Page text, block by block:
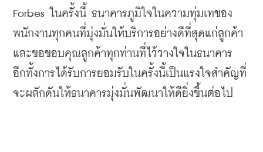
Forbes ในครั้งนี้ ธนาคารภูมิใจในความทุ่มเทของ
พนักงานทุกคนที่มุ่งมั่นให้บริการอย่างดีที่สุดแก่ลูกค้า
และขอขอบคุณลูกค้าทุกท่านที่ไว้วางใจในธนาคาร
อีกทั้งการได้รับการยอมรับในครั้งนี้เป็นแรงใจสำคัญที่
จะผลักดันให้ธนาคารมุ่งมั่นพัฒนาให้ดียิ่งขึ้นต่อไป